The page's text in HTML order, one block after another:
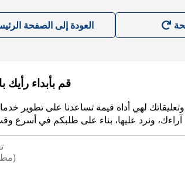
العودة إلى الصفحة
قم بأبداء رأيك
لهي أداة قيمة تساعدنا على تطوير